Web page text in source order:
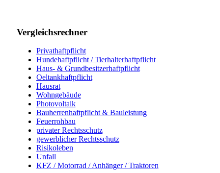
Vergleichsrechner
Privathaftpflicht
Hundehaftpflicht / Tierhalterhaftpflicht
Haus- & Grundbesitzerhaftpflicht
Oeltankhaftpflicht
Hausrat
Wohngebäude
Photovoltaik
Bauherrenhaftpflicht & Bauleistung
Feuerrohbau
privater Rechtsschutz
gewerblicher Rechtsschutz
Risikoleben
Unfall
KFZ / Motorrad / Anhänger / Traktoren